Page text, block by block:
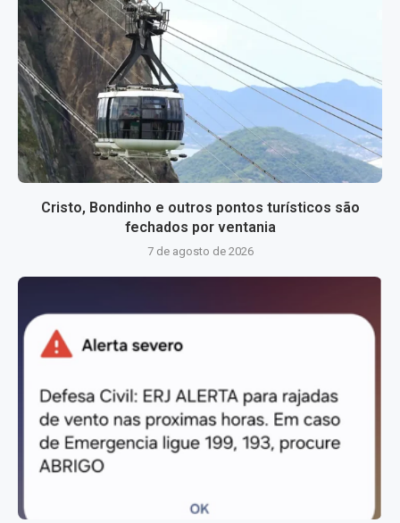
Cristo, Bondinho e outros pontos turísticos são
fechados por ventania
7 de agosto de 2026